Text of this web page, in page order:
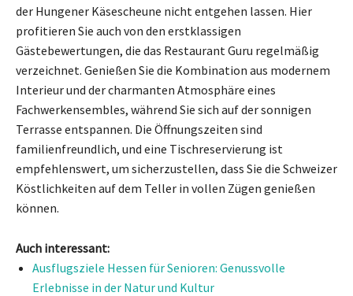
der Hungener Käsescheune nicht entgehen lassen. Hier
profitieren Sie auch von den erstklassigen
Gästebewertungen, die das Restaurant Guru regelmäßig
verzeichnet. Genießen Sie die Kombination aus modernem
Interieur und der charmanten Atmosphäre eines
Fachwerkensembles, während Sie sich auf der sonnigen
Terrasse entspannen. Die Öffnungszeiten sind
familienfreundlich, und eine Tischreservierung ist
empfehlenswert, um sicherzustellen, dass Sie die Schweizer
Köstlichkeiten auf dem Teller in vollen Zügen genießen
können.
Auch interessant:
Ausflugsziele Hessen für Senioren: Genussvolle
Erlebnisse in der Natur und Kultur